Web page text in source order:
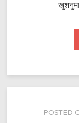
POSTED